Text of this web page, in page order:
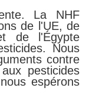
La NHF
de l'UE, de
de l'Égypte
Nous
contre
pesticides
espérons